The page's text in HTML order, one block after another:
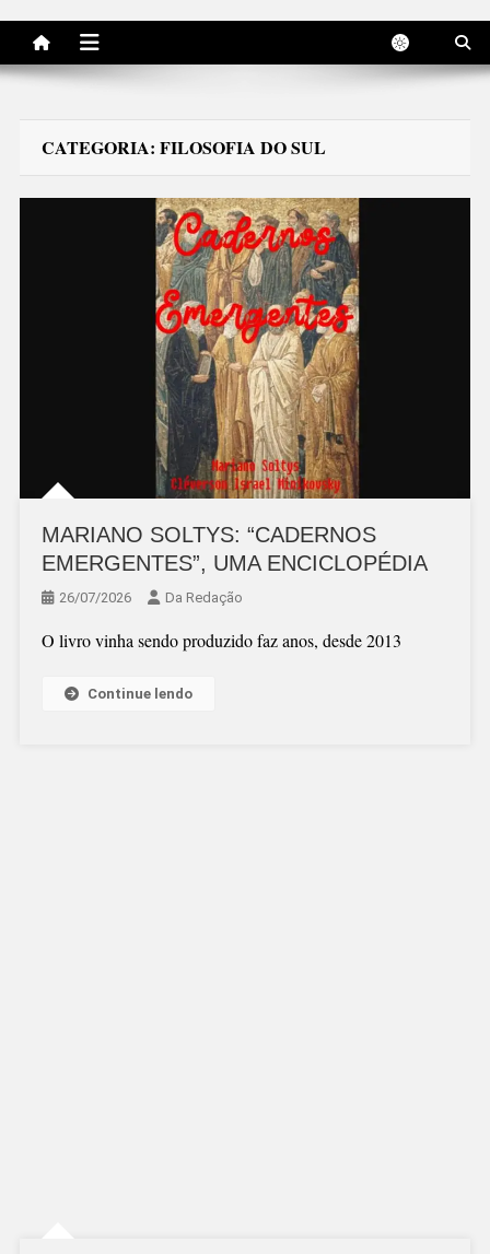
CATEGORIA: FILOSOFIA DO SUL
MARIANO SOLTYS: “CADERNOS
EMERGENTES”, UMA ENCICLOPÉDIA
26/07/2026 Da Redação
O livro vinha sendo produzido faz anos, desde 2013
Continue lendo